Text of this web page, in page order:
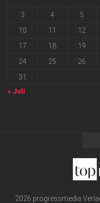
3
4 5
10
11 12
17
18 19
24
25 26
31
« Juli
2026 progressmedia